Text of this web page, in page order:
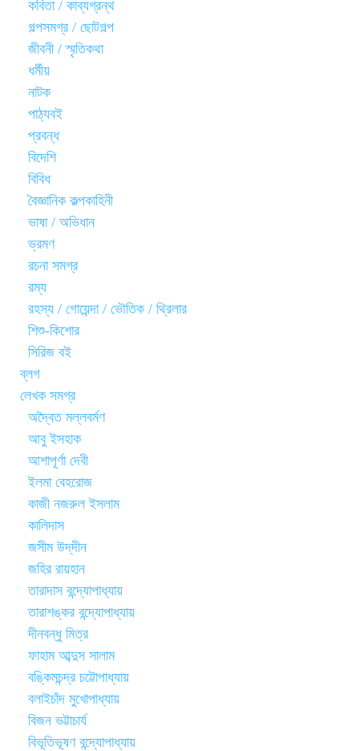
কবিতা / কাব্যগ্রন্থ
গল্পসমগ্র / ছোটগল্প
জীবনী / স্মৃতিকথা
ধর্মীয়
নাটক
পাঠ্যবই
প্রবন্ধ
বিদেশি
বিবিধ
বৈজ্ঞানিক কল্পকাহিনী
ভাষা / অভিধান
ভ্রমণ
রচনা সমগ্র
রম্য
রহস্য / গোয়েন্দা / ভৌতিক / থ্রিলার
শিশু-কিশোর
সিরিজ বই
ব্লগ
লেখক সমগ্র
অদ্বৈত মল্লবর্মণ
আবু ইসহাক
আশাপূর্ণা দেবী
ইলমা বেহরোজ
কাজী নজরুল ইসলাম
কালিদাস
জসীম উদ্‌দীন
জহির রায়হান
তারাদাস বন্দ্যোপাধ্যায়
তারাশঙ্কর বন্দ্যোপাধ্যায়
দীনবন্ধু মিত্র
ফাহাম আব্দুস সালাম
বঙ্কিমচন্দ্র চট্টোপাধ্যায়
বলাইচাঁদ মুখোপাধ্যায়
বিজন ভট্টাচার্য
বিভূতিভূষণ বন্দ্যোপাধ্যায়